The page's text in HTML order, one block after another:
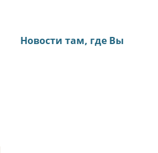
Новости там, где Вы